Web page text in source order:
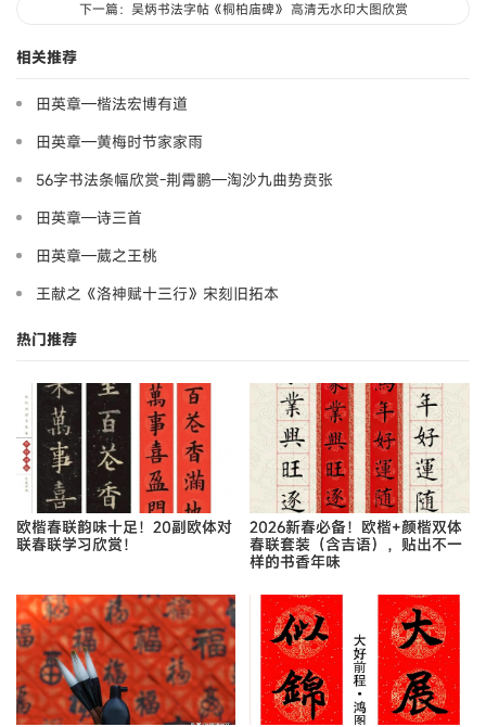
下一篇：吴炳书法字帖《桐柏庙碑》 高清无水印大图欣赏
相关推荐
田英章—楷法宏博有道
田英章—黄梅时节家家雨
56字书法条幅欣赏-荆霄鹏—淘沙九曲势贲张
田英章—诗三首
田英章—葳之王桃
王献之《洛神赋十三行》宋刻旧拓本
热门推荐
欧楷春联韵味十足！20副欧体对
联春联学习欣赏！
2026新春必备！欧楷+颜楷双体
春联套装（含吉语），贴出不一
样的书香年味